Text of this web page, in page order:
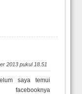
2013 pukul 18.51
saya temui